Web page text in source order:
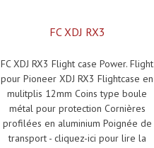
FC XDJ RX3
FC XDJ RX3 Flight case Power. Flight
pour Pioneer XDJ RX3 Flightcase en
mulitplis 12mm Coins type boule
métal pour protection Cornières
profilées en aluminium Poignée de
transport - cliquez-ici pour lire la